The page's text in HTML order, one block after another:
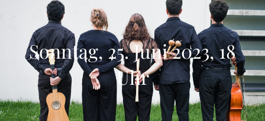
Sonntag, 25. Juni 2023, 18
Uhr